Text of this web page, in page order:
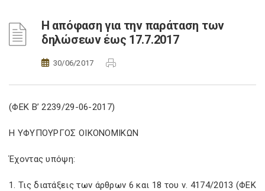
Η απόφαση για την παράταση των
δηλώσεων έως 17.7.2017
30/06/2017
(ΦΕΚ Β’ 2239/29-06-2017)
Η ΥΦΥΠΟΥΡΓΟΣ ΟΙΚΟΝΟΜΙΚΩΝ
Έχοντας υπόψη:
1. Τις διατάξεις των άρθρων 6 και 18 του ν. 4174/2013 (ΦΕΚ